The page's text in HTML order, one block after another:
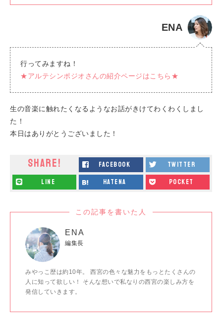
ENA
行ってみますね！
★アルテシンポジオさんの紹介ページはこちら★
生の音楽に触れたくなるようなお話がきけてわくわくしまし
た！
本日はありがとうございました！
SHARE! facebook twitter
line hatena pocket
この記事を書いた人
ENA
編集長
みやっこ歴は約10年。 西宮の色々な魅力をもっとたくさんの
人に知って欲しい！ そんな想いで私なりの西宮の楽しみ方を
発信していきます。